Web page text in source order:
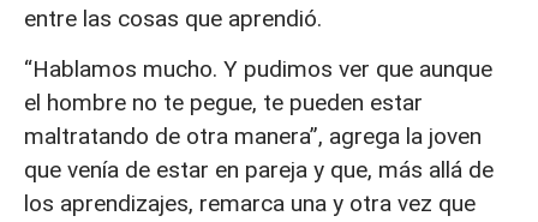
entre las cosas que aprendió.
“Hablamos mucho. Y pudimos ver que aunque
el hombre no te pegue, te pueden estar
maltratando de otra manera”, agrega la joven
que venía de estar en pareja y que, más allá de
los aprendizajes, remarca una y otra vez que